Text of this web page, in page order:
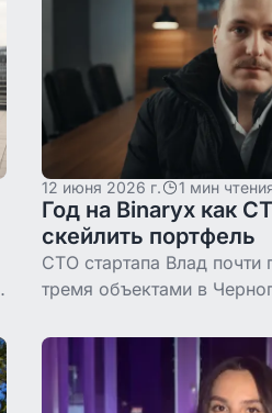
12 июня 2026 г. 1 мин
Год на Binaryx как
скейлить портфель
CTO стартапа Влад почти
тремя объектами в
продукта, который